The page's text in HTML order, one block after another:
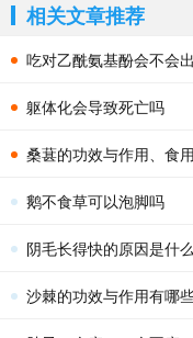
相关文章推荐
吃对乙酰氨基酚会不会
躯体化会导致死亡吗
桑葚的功效与作用、食
鹅不食草可以泡脚吗
阴毛长得快的原因是什么
沙棘的功效与作用有哪